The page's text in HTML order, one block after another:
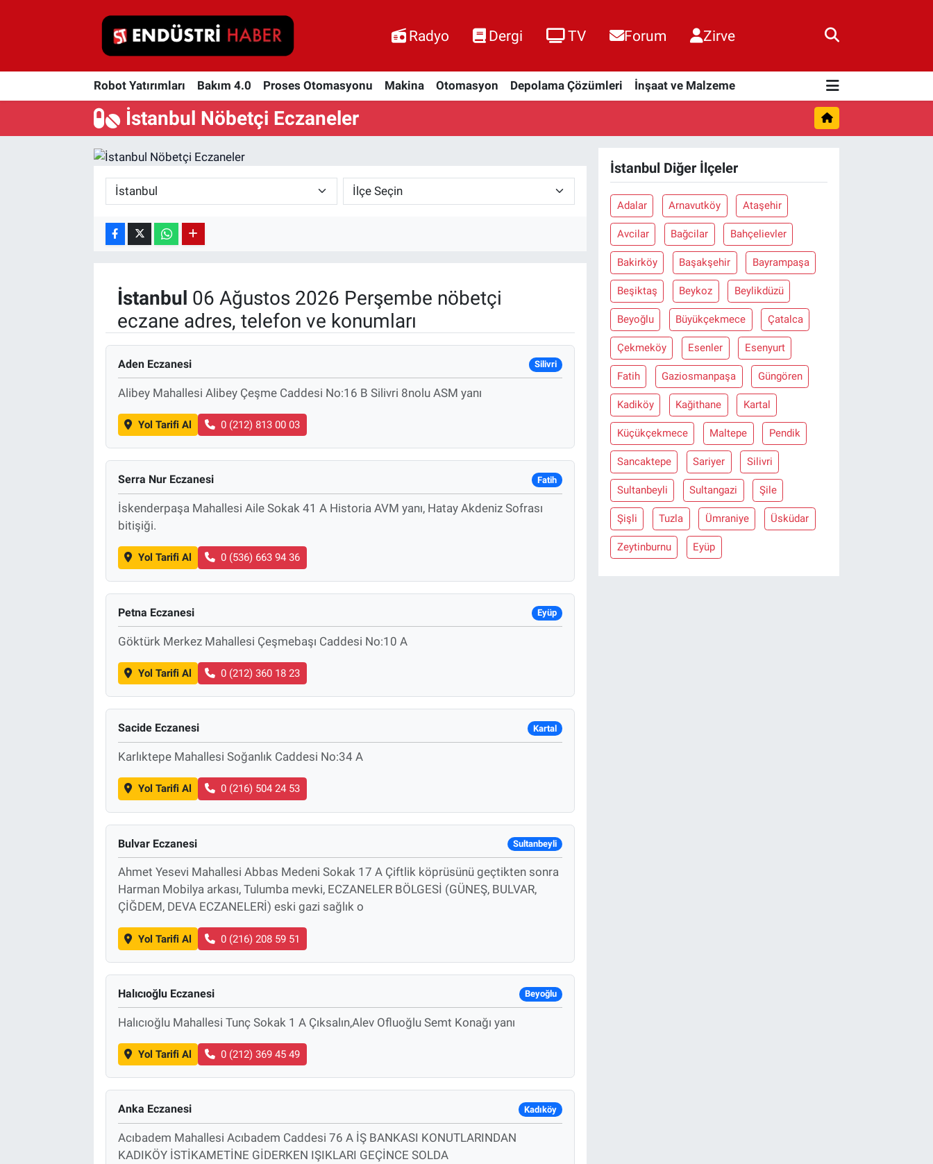
Radyo Dergi TV Forum Zirve
Robot Yatırımları Bakım 4.0 Proses Otomasyonu Makina Otomasyon Depolama Çözümleri İnşaat ve Malzeme
İstanbul Nöbetçi Eczaneler
İstanbul 06 Ağustos 2026 Perşembe nöbetçi
eczane adres, telefon ve konumları
Aden Eczanesi Silivri
Alibey Mahallesi Alibey Çeşme Caddesi No:16 B Silivri 8nolu ASM yanı
Yol Tarifi Al 0 (212) 813 00 03
Serra Nur Eczanesi Fatih
İskenderpaşa Mahallesi Aile Sokak 41 A Historia AVM yanı, Hatay Akdeniz Sofrası
bitişiği.
Yol Tarifi Al 0 (536) 663 94 36
Petna Eczanesi Eyüp
Göktürk Merkez Mahallesi Çeşmebaşı Caddesi No:10 A
Yol Tarifi Al 0 (212) 360 18 23
Sacide Eczanesi Kartal
Karlıktepe Mahallesi Soğanlık Caddesi No:34 A
Yol Tarifi Al 0 (216) 504 24 53
Bulvar Eczanesi Sultanbeyli
Ahmet Yesevi Mahallesi Abbas Medeni Sokak 17 A Çiftlik köprüsünü geçtikten sonra
Harman Mobilya arkası, Tulumba mevki, ECZANELER BÖLGESİ (GÜNEŞ, BULVAR,
ÇİĞDEM, DEVA ECZANELERİ) eski gazi sağlık o
Yol Tarifi Al 0 (216) 208 59 51
Halıcıoğlu Eczanesi Beyoğlu
Halıcıoğlu Mahallesi Tunç Sokak 1 A Çıksalın,Alev Ofluoğlu Semt Konağı yanı
Yol Tarifi Al 0 (212) 369 45 49
Anka Eczanesi Kadıköy
Acıbadem Mahallesi Acıbadem Caddesi 76 A İŞ BANKASI KONUTLARINDAN
KADIKÖY İSTİKAMETİNE GİDERKEN IŞIKLARI GEÇİNCE SOLDA
İstanbul Diğer İlçeler
Adalar Arnavutköy Ataşehir
Avcilar Bağcilar Bahçelievler
Bakirköy Başakşehir Bayrampaşa
Beşiktaş Beykoz Beylikdüzü
Beyoğlu Büyükçekmece Çatalca
Çekmeköy Esenler Esenyurt
Fatih Gaziosmanpaşa Güngören
Kadiköy Kağithane Kartal
Küçükçekmece Maltepe Pendik
Sancaktepe Sariyer Silivri
Sultanbeyli Sultangazi Şile
Şişli Tuzla Ümraniye Üsküdar
Zeytinburnu Eyüp
Robot Yatırımları
Proses Otomasyonu
Depolama Çözümleri
Enerjisini Üreten Fabrikalar
Ağır Sanayi Çözümleri